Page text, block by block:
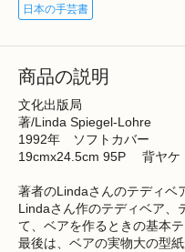
日本の手芸書
商品の説明
文化出版局
著/Linda Spiegel-Lohre
1992年 ソフトカバー
19cmx24.5cm 95P 背ヤ
著者のLindaさんのテディベ
Lindaさん作のテディベア、
て、ベアを作るときの基本
最後は、ベアの実物大の型